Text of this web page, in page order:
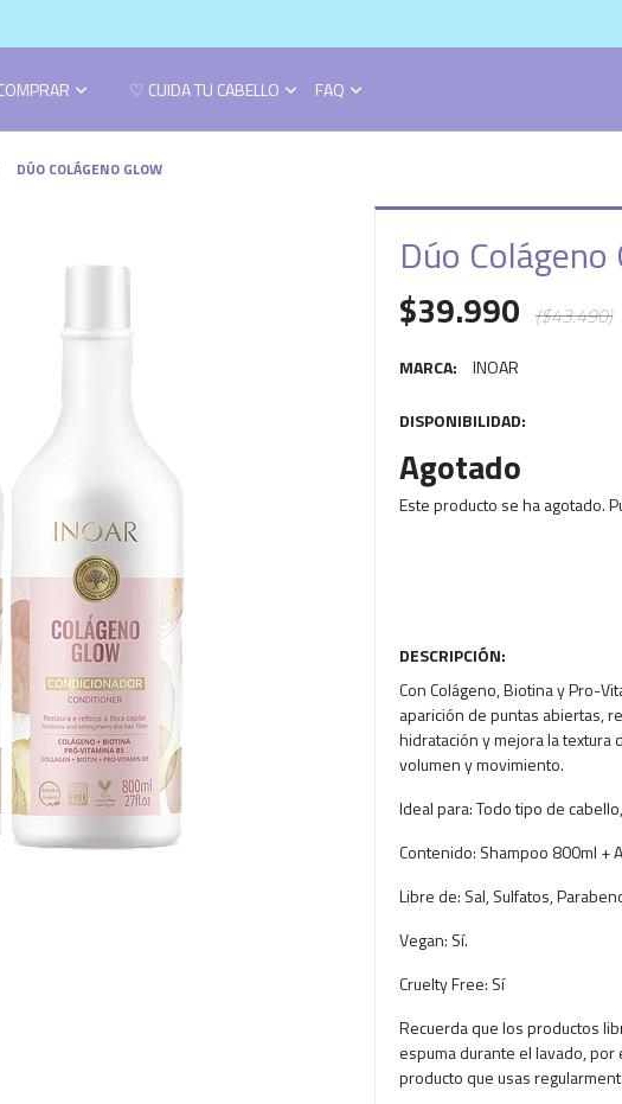
♡ CUIDA TU CABELLO FAQ
DÚO COLÁGENO GLOW
Dúo Colágeno
$39.990 ($43.490)
MARCA: INOAR
DISPONIBILIDAD:
Agotado
Este producto se ha agotado.
DESCRIPCIÓN:
Con Colágeno, Biotina y Pro-
aparición de puntas abiertas,
hidratación y mejora la textura
volumen y movimiento.
Ideal para: Todo tipo de
Contenido: Shampoo 800ml +
Libre de: Sal, Sulfatos,
Vegan: Sí.
Cruelty Free: Sí
Recuerda que los productos
espuma durante el lavado,
producto que usas